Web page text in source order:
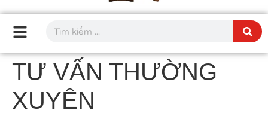
TƯ VẤN THƯỜNG
XUYÊN